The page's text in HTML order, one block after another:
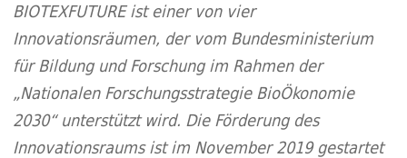
BIOTEXFUTURE ist einer von vier
Innovationsräumen, der vom Bundesministerium
für Bildung und Forschung im Rahmen der
„Nationalen Forschungsstrategie BioÖkonomie
2030“ unterstützt wird. Die Förderung des
Innovationsraums ist im November 2019 gestartet